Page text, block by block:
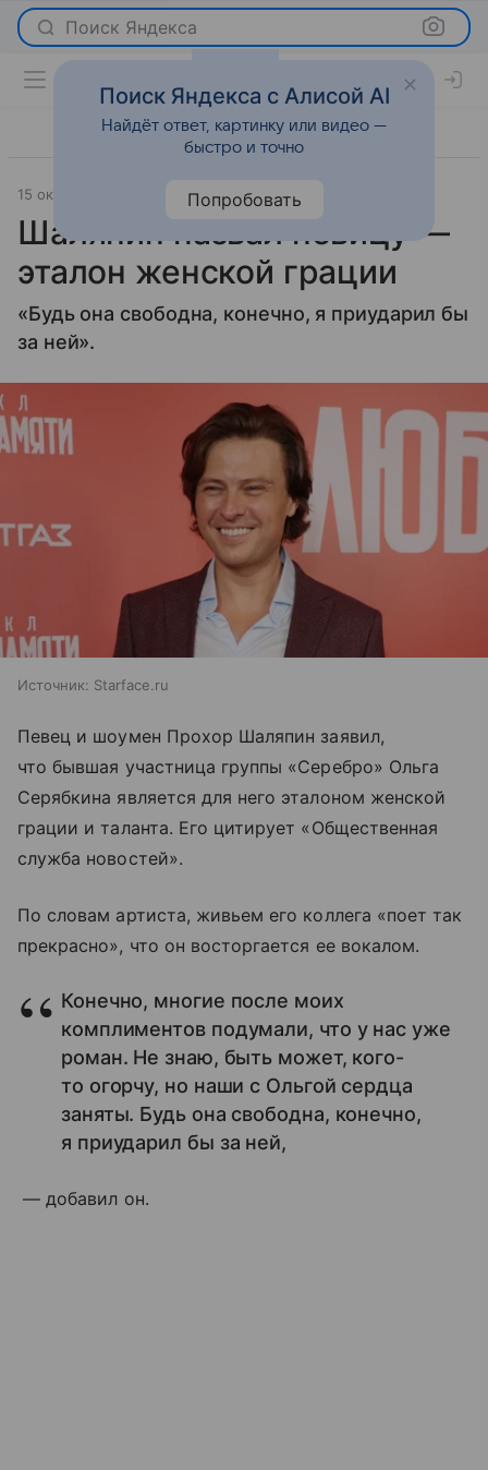
Поиск Яндекса
15 октября 2025 Lenta.Ru Светская жизнь
Шаляпин назвал певицу —
эталон женской грации
«Будь она свободна, конечно, я приударил бы
за ней».
Источник: Starface.ru
Певец и шоумен Прохор Шаляпин заявил,
что бывшая участница группы «Серебро» Ольга
Серябкина является для него эталоном женской
грации и таланта. Его цитирует «Общественная
служба новостей».
По словам артиста, живьем его коллега «поет так
прекрасно», что он восторгается ее вокалом.
Конечно, многие после моих
комплиментов подумали, что у нас уже
роман. Не знаю, быть может, кого-
то огорчу, но наши с Ольгой сердца
заняты. Будь она свободна, конечно,
я приударил бы за ней,
— добавил он.
Поиск Яндекса с Алисой AI
Найдёт ответ, картинку или видео —
быстро и точно
Попробовать